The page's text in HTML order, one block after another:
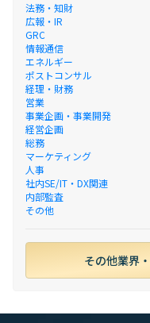
法務・知財
広報・IR
GRC
情報通信
エネルギー
ポストコンサル
経理・財務
営業
事業企画・事業開発
経営企画
総務
マーケティング
人事
社内SE/IT・DX関連
内部監査
その他
その他業界